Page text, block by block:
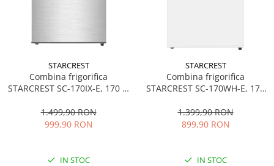
STARCREST
Combina frigorifica
STARCREST SC-170IX-E, 170 L,
reglabil, Iluminare LED,
Suprafata Inox antiamprenta,
1.499,90 RON
999,90 RON
IN STOC
STARCREST
Combina frigorifica
STARCREST SC-170WH-E, 170
Termostat reglabil, Iluminare
LED, Picioare ajustabile, Usi
1.399,90 RON
899,90 RON
IN STOC